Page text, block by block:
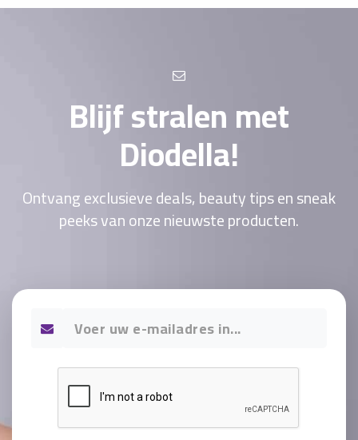
Blijf stralen met
Diodella!
Ontvang exclusieve deals, beauty tips en sneak
peeks van onze nieuwste producten.